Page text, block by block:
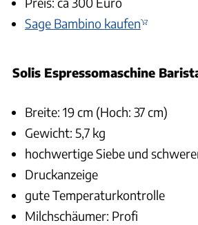
Sage Bambino kaufen
Solis Espressomaschine
Breite: 19 cm (Hoch: 37 cm)
Gewicht: 5,7 kg
hochwertige Siebe und
Druckanzeige
gute Temperaturkontrolle
Milchschäumer: Profi